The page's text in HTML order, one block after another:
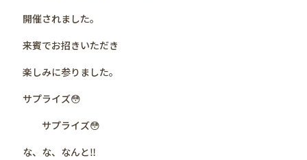
開催されました。
来賓でお招きいただき
楽しみに参りました。
サプライズ😳
サプライズ😳
な、な、なんと‼️